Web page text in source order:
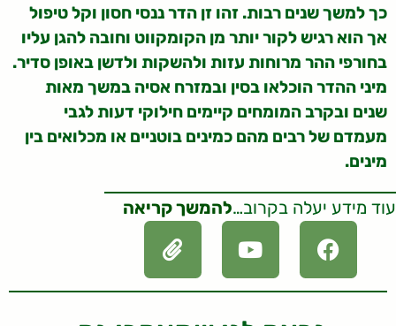
כך למשך שנים רבות. זהו זן הדר ננסי חסון וקל טיפול
אך הוא רגיש לקור יותר מן הקומקווט וחובה להגן עליו
בחורפי ההר מרוחות עזות ולהשקות ולדשן באופן סדיר.
מיני ההדר הוכלאו בסין ובמזרח אסיה במשך מאות
שנים ובקרב המומחים קיימים חילוקי דעות לגבי
מעמדם של רבים מהם כמינים בוטניים או מכלואים בין
מינים.
עוד מידע יעלה בקרוב…להמשך קריאה